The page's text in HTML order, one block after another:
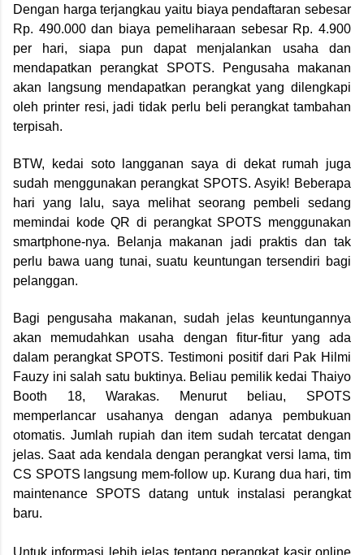
Dengan harga terjangkau yaitu biaya pendaftaran sebesar
Rp. 490.000 dan biaya pemeliharaan sebesar Rp. 4.900
per hari, siapa pun dapat menjalankan usaha dan
mendapatkan perangkat SPOTS. Pengusaha makanan
akan langsung mendapatkan perangkat yang dilengkapi
oleh printer resi, jadi tidak perlu beli perangkat tambahan
terpisah.
BTW, kedai soto langganan saya di dekat rumah juga
sudah menggunakan perangkat SPOTS. Asyik! Beberapa
hari yang lalu, saya melihat seorang pembeli sedang
memindai kode QR di perangkat SPOTS menggunakan
smartphone-nya. Belanja makanan jadi praktis dan tak
perlu bawa uang tunai, suatu keuntungan tersendiri bagi
pelanggan.
Bagi pengusaha makanan, sudah jelas keuntungannya
akan memudahkan usaha dengan fitur-fitur yang ada
dalam perangkat SPOTS. Testimoni positif dari Pak Hilmi
Fauzy ini salah satu buktinya. Beliau pemilik kedai Thaiyo
Booth 18, Warakas. Menurut beliau, SPOTS
memperlancar usahanya dengan adanya pembukuan
otomatis. Jumlah rupiah dan item sudah tercatat dengan
jelas. Saat ada kendala dengan perangkat versi lama, tim
CS SPOTS langsung mem-follow up. Kurang dua hari, tim
maintenance SPOTS datang untuk instalasi perangkat
baru.
Untuk informasi lebih jelas tentang perangkat kasir online